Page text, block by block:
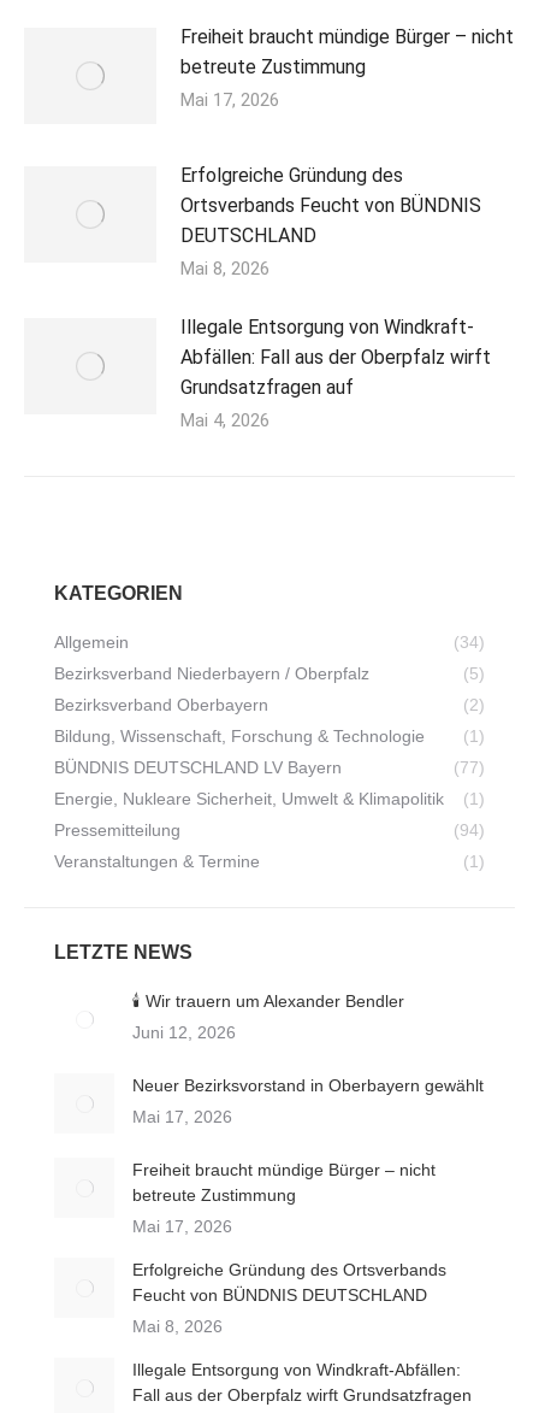
Freiheit braucht mündige Bürger – nicht
betreute Zustimmung
Mai 17, 2026
Erfolgreiche Gründung des
Ortsverbands Feucht von BÜNDNIS
DEUTSCHLAND
Mai 8, 2026
Illegale Entsorgung von Windkraft-
Abfällen: Fall aus der Oberpfalz wirft
Grundsatzfragen auf
Mai 4, 2026
KATEGORIEN
Allgemein
(34)
Bezirksverband Niederbayern / Oberpfalz
(5)
Bezirksverband Oberbayern
(2)
Bildung, Wissenschaft, Forschung & Technologie
(1)
BÜNDNIS DEUTSCHLAND LV Bayern
(77)
Energie, Nukleare Sicherheit, Umwelt & Klimapolitik
(1)
Pressemitteilung
(94)
Veranstaltungen & Termine
(1)
LETZTE NEWS
🕯️ Wir trauern um Alexander Bendler
Juni 12, 2026
Neuer Bezirksvorstand in Oberbayern gewählt
Mai 17, 2026
Freiheit braucht mündige Bürger – nicht
betreute Zustimmung
Mai 17, 2026
Erfolgreiche Gründung des Ortsverbands
Feucht von BÜNDNIS DEUTSCHLAND
Mai 8, 2026
Illegale Entsorgung von Windkraft-Abfällen:
Fall aus der Oberpfalz wirft Grundsatzfragen